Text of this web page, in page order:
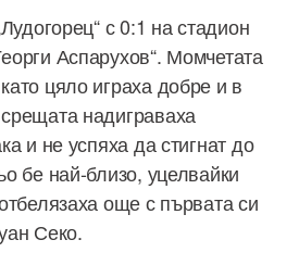
с 0:1 на стадион
Аспарухов“. Момчетата
цяло играха добре и в
надиграваха
и не успяха да стигнат до
бе най-близо, уцелвайки
още с първата си
Секо.